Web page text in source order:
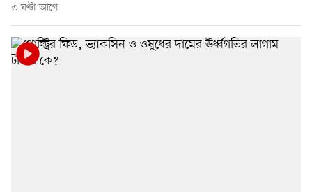
৩ ঘণ্টা আগে